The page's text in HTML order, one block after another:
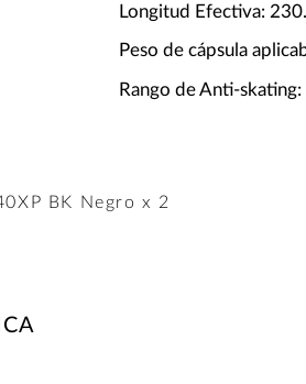
Longitud Efectiva:
Peso de cápsula
Rango de Anti-
BK Negro x 2